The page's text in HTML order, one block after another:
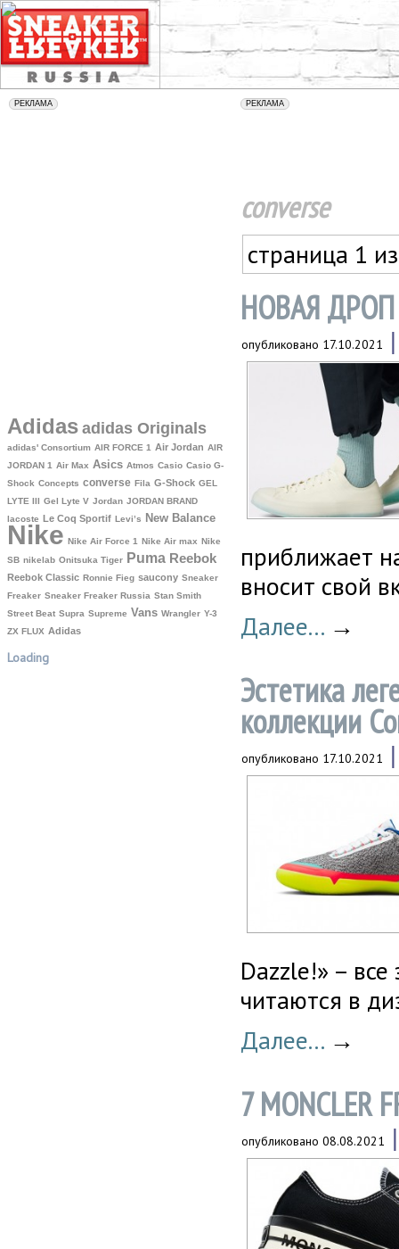
Adidas adidas Originals
adidas' Consortium AIR FORCE 1 Air Jordan AIR
JORDAN 1 Air Max Asics Atmos Casio Casio G-
Shock Concepts converse Fila G-Shock GEL
LYTE III Gel Lyte V Jordan JORDAN BRAND
lacoste Le Coq Sportif Levi’s New Balance
Nike Nike Air Force 1 Nike Air max Nike
SB nikelab Onitsuka Tiger Puma Reebok
Reebok Classic Ronnie Fieg saucony Sneaker
Freaker Sneaker Freaker Russia Stan Smith
Street Beat Supra Supreme Vans Wrangler Y-3
ZX FLUX Аdidas
Loading
converse
страница 1
НОВАЯ ДРОП
опубликовано 17.10.2021
приближает
вносит свой
Далее... →
Эстетика
коллекции
опубликовано 17.10.2021
Dazzle!» –
читаются в
Далее... →
7 MONCLER
опубликовано 08.08.2021